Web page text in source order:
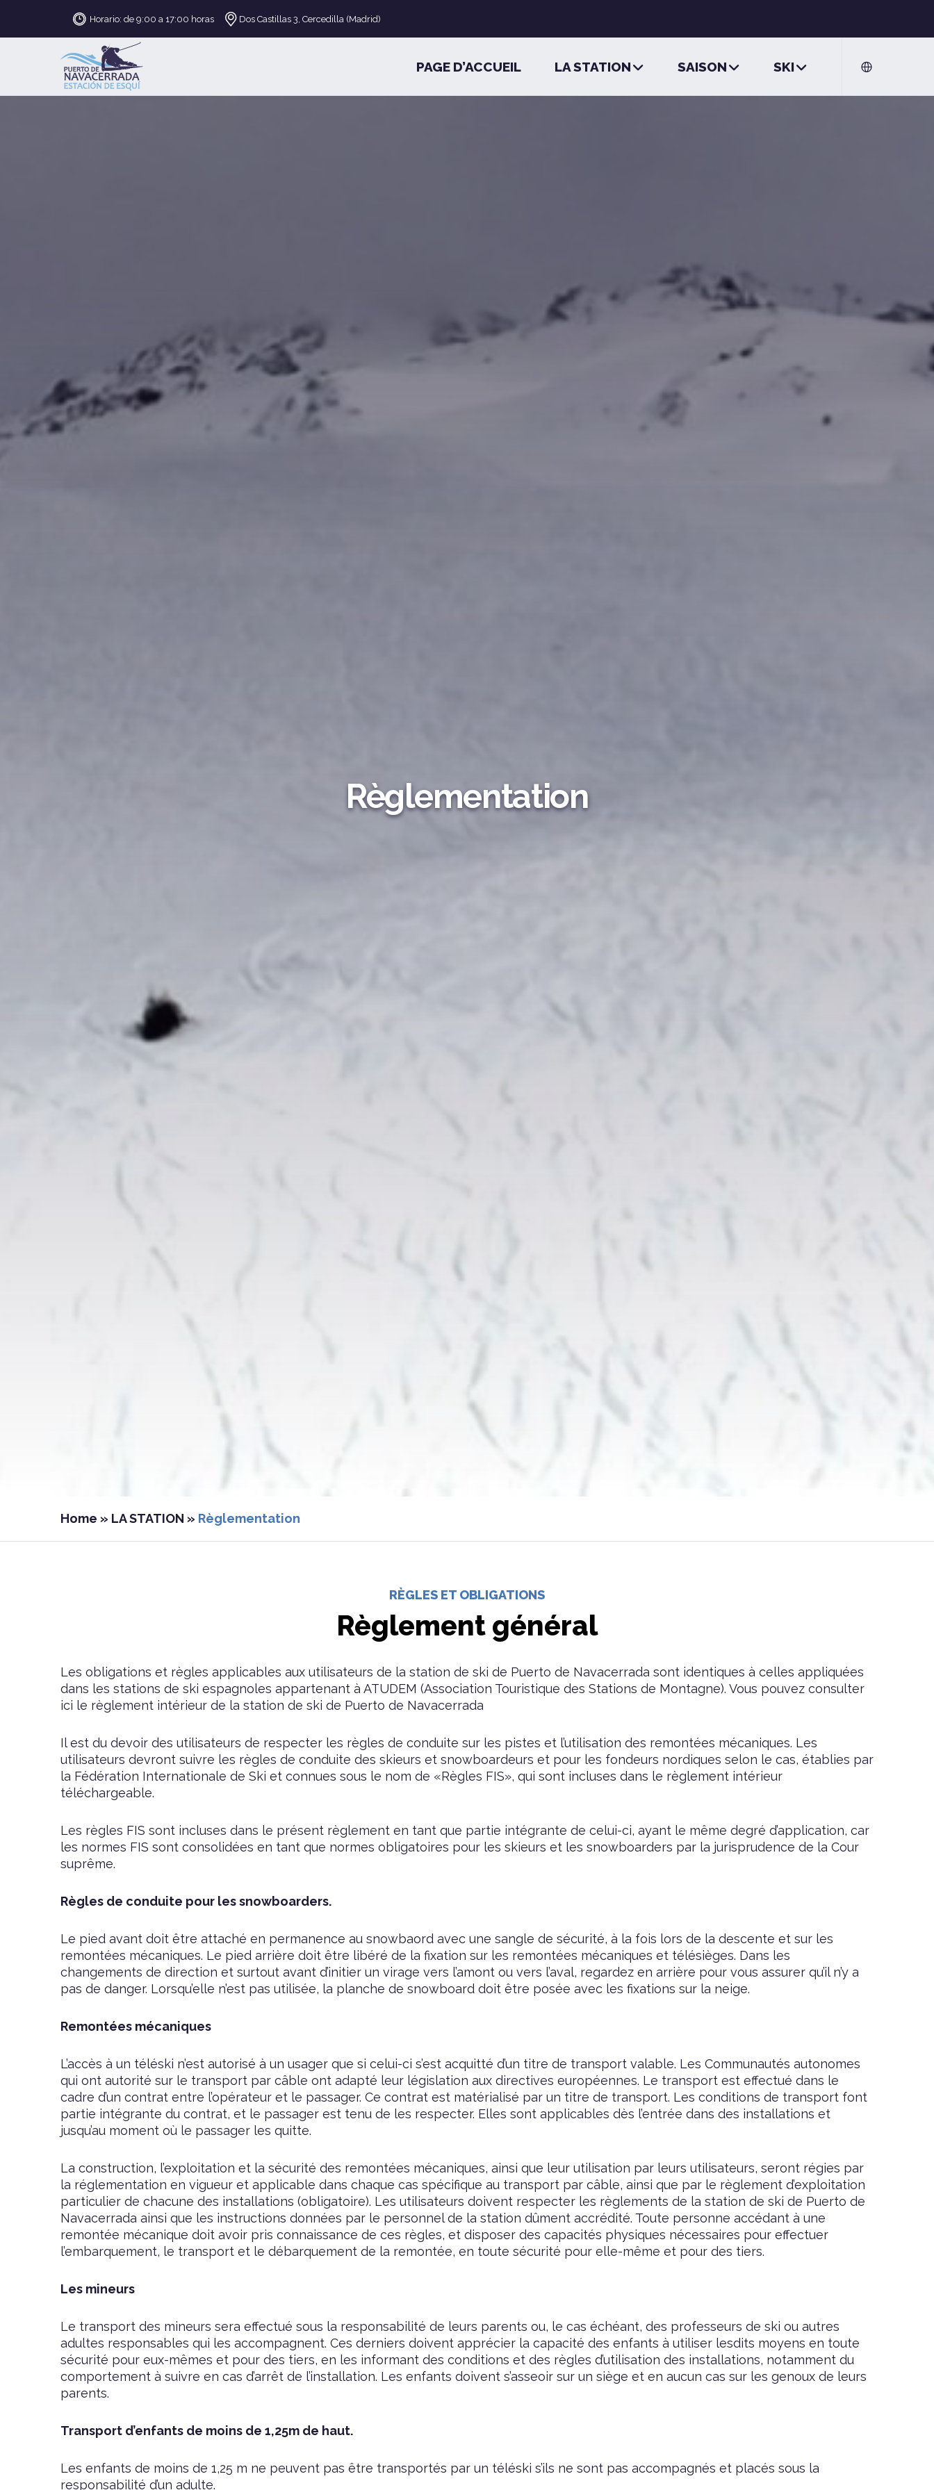
Horario: de 9:00 a 17:00 horas Dos Castillas 3, Cercedilla (Madrid)
PAGE D’ACCUEIL LA STATION SAISON SKI
Règlementation
Home » LA STATION » Règlementation
RÈGLES ET OBLIGATIONS
Règlement général
Les obligations et règles applicables aux utilisateurs de la station de ski de Puerto de Navacerrada sont identiques à celles appliquées
dans les stations de ski espagnoles appartenant à ATUDEM (Association Touristique des Stations de Montagne). Vous pouvez consulter
ici le règlement intérieur de la station de ski de Puerto de Navacerrada
Il est du devoir des utilisateurs de respecter les règles de conduite sur les pistes et l’utilisation des remontées mécaniques. Les
utilisateurs devront suivre les règles de conduite des skieurs et snowboardeurs et pour les fondeurs nordiques selon le cas, établies par
la Fédération Internationale de Ski et connues sous le nom de «Règles FIS», qui sont incluses dans le règlement intérieur
téléchargeable.
Les règles FIS sont incluses dans le présent règlement en tant que partie intégrante de celui-ci, ayant le même degré d’application, car
les normes FIS sont consolidées en tant que normes obligatoires pour les skieurs et les snowboarders par la jurisprudence de la Cour
suprême.
Règles de conduite pour les snowboarders.
Le pied avant doit être attaché en permanence au snowbaord avec une sangle de sécurité, à la fois lors de la descente et sur les
remontées mécaniques. Le pied arrière doit être libéré de la fixation sur les remontées mécaniques et télésièges. Dans les
changements de direction et surtout avant d’initier un virage vers l’amont ou vers l’aval, regardez en arrière pour vous assurer qu’il n’y a
pas de danger. Lorsqu’elle n’est pas utilisée, la planche de snowboard doit être posée avec les fixations sur la neige.
Remontées mécaniques
L’accès à un téléski n’est autorisé à un usager que si celui-ci s’est acquitté d’un titre de transport valable. Les Communautés autonomes
qui ont autorité sur le transport par câble ont adapté leur législation aux directives européennes. Le transport est effectué dans le
cadre d’un contrat entre l’opérateur et le passager. Ce contrat est matérialisé par un titre de transport. Les conditions de transport font
partie intégrante du contrat, et le passager est tenu de les respecter. Elles sont applicables dès l’entrée dans des installations et
jusqu’au moment où le passager les quitte.
La construction, l’exploitation et la sécurité des remontées mécaniques, ainsi que leur utilisation par leurs utilisateurs, seront régies par
la réglementation en vigueur et applicable dans chaque cas spécifique au transport par câble, ainsi que par le règlement d’exploitation
particulier de chacune des installations (obligatoire). Les utilisateurs doivent respecter les règlements de la station de ski de Puerto de
Navacerrada ainsi que les instructions données par le personnel de la station dûment accrédité. Toute personne accédant à une
remontée mécanique doit avoir pris connaissance de ces règles, et disposer des capacités physiques nécessaires pour effectuer
l’embarquement, le transport et le débarquement de la remontée, en toute sécurité pour elle-même et pour des tiers.
Les mineurs
Le transport des mineurs sera effectué sous la responsabilité de leurs parents ou, le cas échéant, des professeurs de ski ou autres
adultes responsables qui les accompagnent. Ces derniers doivent apprécier la capacité des enfants à utiliser lesdits moyens en toute
sécurité pour eux-mêmes et pour des tiers, en les informant des conditions et des règles d’utilisation des installations, notamment du
comportement à suivre en cas d’arrêt de l’installation. Les enfants doivent s’asseoir sur un siège et en aucun cas sur les genoux de leurs
parents.
Transport d’enfants de moins de 1,25m de haut.
Les enfants de moins de 1,25 m ne peuvent pas être transportés par un téléski s’ils ne sont pas accompagnés et placés sous la
responsabilité d’un adulte.